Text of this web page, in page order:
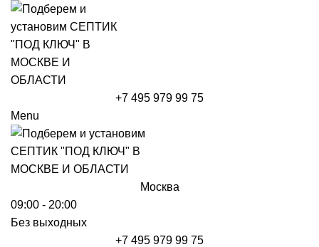
+7 495 979 99 75
Menu
Москва
09:00 - 20:00
Без выходных
+7 495 979 99 75